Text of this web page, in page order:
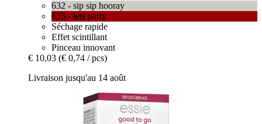
632 - sip sip hooray
635 - lets party
Séchage rapide
Effet scintillant
Pinceau innovant
€ 10,03 (€ 0,74 / pcs)
Livraison jusqu'au 14 août